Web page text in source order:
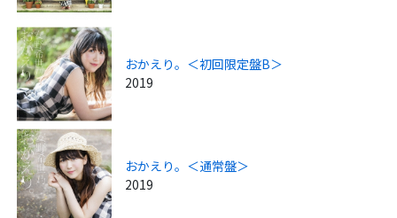
おかえり。＜初回限定盤B＞
2019
おかえり。＜通常盤＞
2019